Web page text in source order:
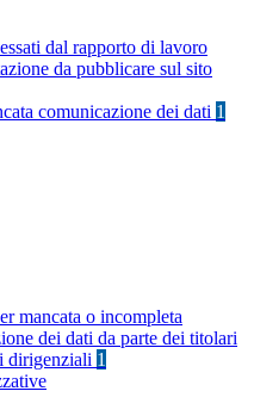
dal rapporto di lavoro
da pubblicare sul sito
comunicazione dei dati 1
mancata o incompleta
dei dati da parte dei titolari
dirigenziali 1